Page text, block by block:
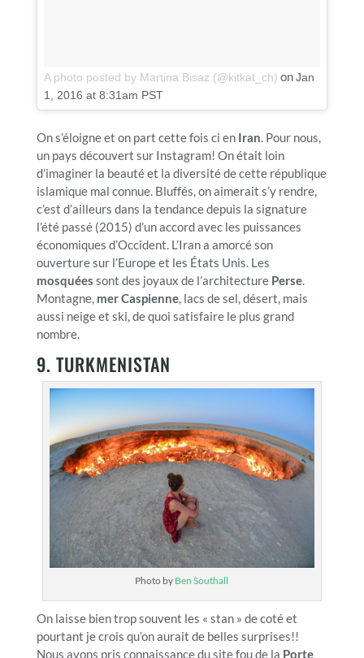
A photo posted by Martina Bisaz (@kitkat_ch) onJan
1, 2016 at 8:31am PST
On s’éloigne et on part cette fois ci enIran. Pour nous,
un pays découvert sur Instagram! On était loin
d’imaginer la beauté et la diversité de cette république
islamique mal connue. Bluffés, on aimerait s’y rendre,
c’est d’ailleurs dans la tendance depuis la signature
l’été passé (2015) d’un accord avec les puissances
économiques d’Occident. L’Iran a amorcé son
ouverture sur l’Europe et les États Unis. Les
mosquées sont des joyaux de l’architecture Perse.
Montagne, mer Caspienne, lacs de sel, désert, mais
aussi neige et ski, de quoi satisfaire le plus grand
nombre.
9. TURKMENISTAN
Photo by Ben Southall
On laisse bien trop souvent les « stan » de coté et
pourtant je crois qu’on aurait de belles surprises!!
Nous avons pris connaissance du site fou de la Porte